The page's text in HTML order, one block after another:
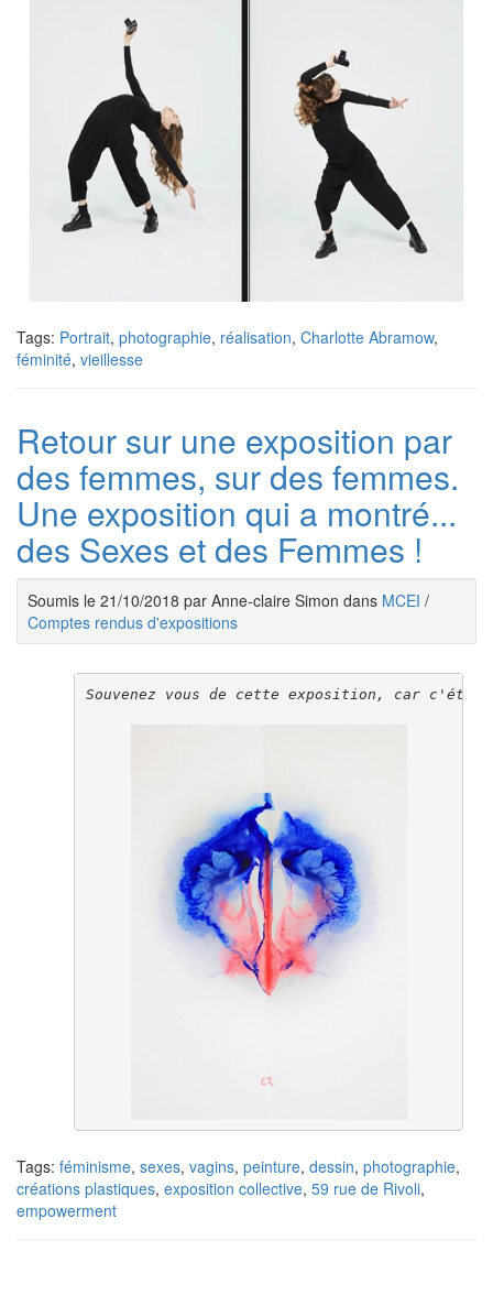
Tags: Portrait, photographie, réalisation, Charlotte Abramow,
féminité, vieillesse
Retour sur une exposition par
des femmes, sur des femmes.
Une exposition qui a montré...
des Sexes et des Femmes !
Soumis le 21/10/2018 par Anne-claire Simon dans MCEI /
Comptes rendus d'expositions
Souvenez vous de cette exposition, car
Tags: féminisme, sexes, vagins, peinture, dessin, photographie,
créations plastiques, exposition collective, 59 rue de Rivoli,
empowerment